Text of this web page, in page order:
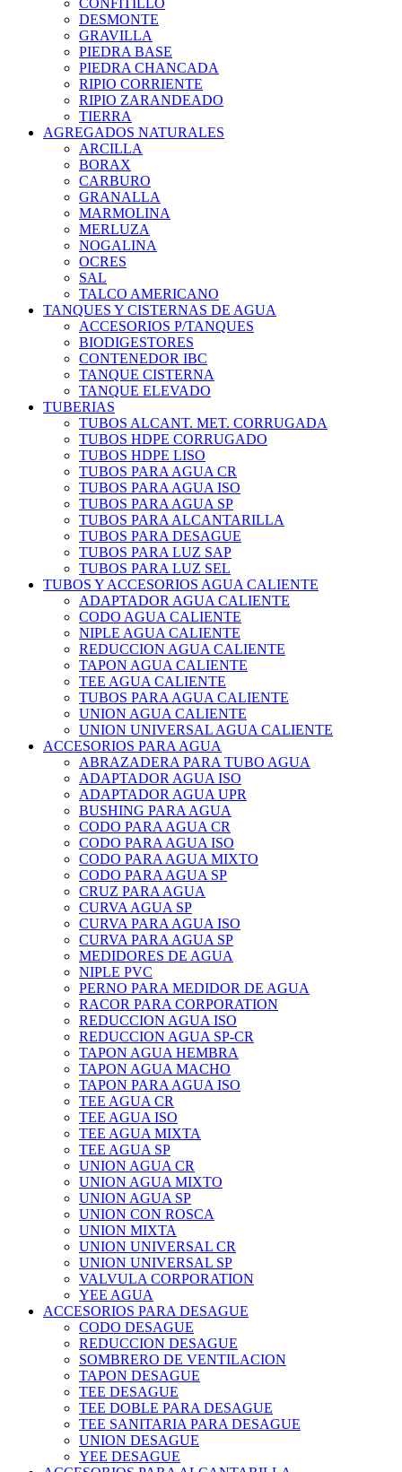
DESMONTE
GRAVILLA
PIEDRA BASE
PIEDRA CHANCADA
RIPIO CORRIENTE
RIPIO ZARANDEADO
TIERRA
AGREGADOS NATURALES
ARCILLA
BORAX
CARBURO
GRANALLA
MARMOLINA
MERLUZA
NOGALINA
OCRES
SAL
TALCO AMERICANO
TANQUES Y CISTERNAS DE AGUA
ACCESORIOS P/TANQUES
BIODIGESTORES
CONTENEDOR IBC
TANQUE CISTERNA
TANQUE ELEVADO
TUBERIAS
TUBOS ALCANT. MET. CORRUGADA
TUBOS HDPE CORRUGADO
TUBOS HDPE LISO
TUBOS PARA AGUA CR
TUBOS PARA AGUA ISO
TUBOS PARA AGUA SP
TUBOS PARA ALCANTARILLA
TUBOS PARA DESAGUE
TUBOS PARA LUZ SAP
TUBOS PARA LUZ SEL
TUBOS Y ACCESORIOS AGUA CALIENTE
ADAPTADOR AGUA CALIENTE
CODO AGUA CALIENTE
NIPLE AGUA CALIENTE
REDUCCION AGUA CALIENTE
TAPON AGUA CALIENTE
TEE AGUA CALIENTE
TUBOS PARA AGUA CALIENTE
UNION AGUA CALIENTE
UNION UNIVERSAL AGUA CALIENTE
ACCESORIOS PARA AGUA
ABRAZADERA PARA TUBO AGUA
ADAPTADOR AGUA ISO
ADAPTADOR AGUA UPR
BUSHING PARA AGUA
CODO PARA AGUA CR
CODO PARA AGUA ISO
CODO PARA AGUA MIXTO
CODO PARA AGUA SP
CRUZ PARA AGUA
CURVA AGUA SP
CURVA PARA AGUA ISO
CURVA PARA AGUA SP
MEDIDORES DE AGUA
NIPLE PVC
PERNO PARA MEDIDOR DE AGUA
RACOR PARA CORPORATION
REDUCCION AGUA ISO
REDUCCION AGUA SP-CR
TAPON AGUA HEMBRA
TAPON AGUA MACHO
TAPON PARA AGUA ISO
TEE AGUA CR
TEE AGUA ISO
TEE AGUA MIXTA
TEE AGUA SP
UNION AGUA CR
UNION AGUA MIXTO
UNION AGUA SP
UNION CON ROSCA
UNION MIXTA
UNION UNIVERSAL CR
UNION UNIVERSAL SP
VALVULA CORPORATION
YEE AGUA
ACCESORIOS PARA DESAGUE
CODO DESAGUE
REDUCCION DESAGUE
SOMBRERO DE VENTILACION
TAPON DESAGUE
TEE DESAGUE
TEE DOBLE PARA DESAGUE
TEE SANITARIA PARA DESAGUE
UNION DESAGUE
YEE DESAGUE